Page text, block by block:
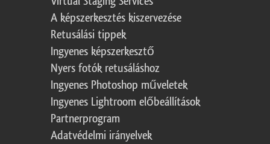
A képszerkesztés kiszervezése
Retusálási tippek
Ingyenes képszerkesztő
Nyers fotók retusáláshoz
Ingyenes Photoshop műveletek
Ingyenes Lightroom előbeállítások
Partnerprogram
Adatvédelmi irányelvek